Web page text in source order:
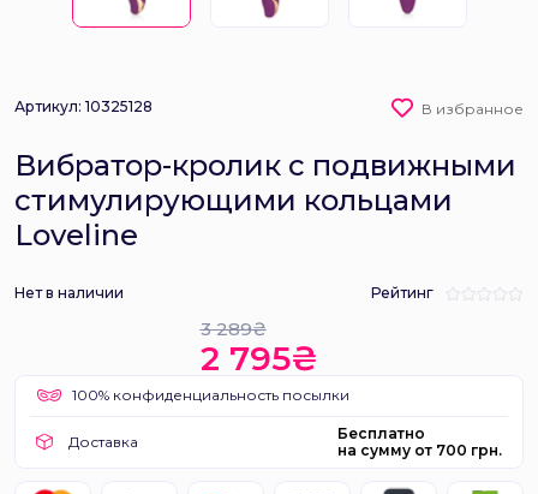
Артикул: 10325128 В избранное
Вибратор-кролик с подвижными
стимулирующими кольцами
Loveline
Нет в наличии Рейтинг
3 289₴
2 795₴
100% конфиденциальность посылки
Доставка
Бесплатно
на сумму от 700 грн.